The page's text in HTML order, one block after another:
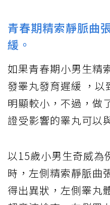
青春期精索靜脈曲
緩。
如果青春期小男生精
發睪丸發育遲緩 ，
明顯較小，不過，做
證受影響的睪丸可以
以15歲小男生奇威為
時，左側精索靜脈曲
得出異狀，左側睪丸